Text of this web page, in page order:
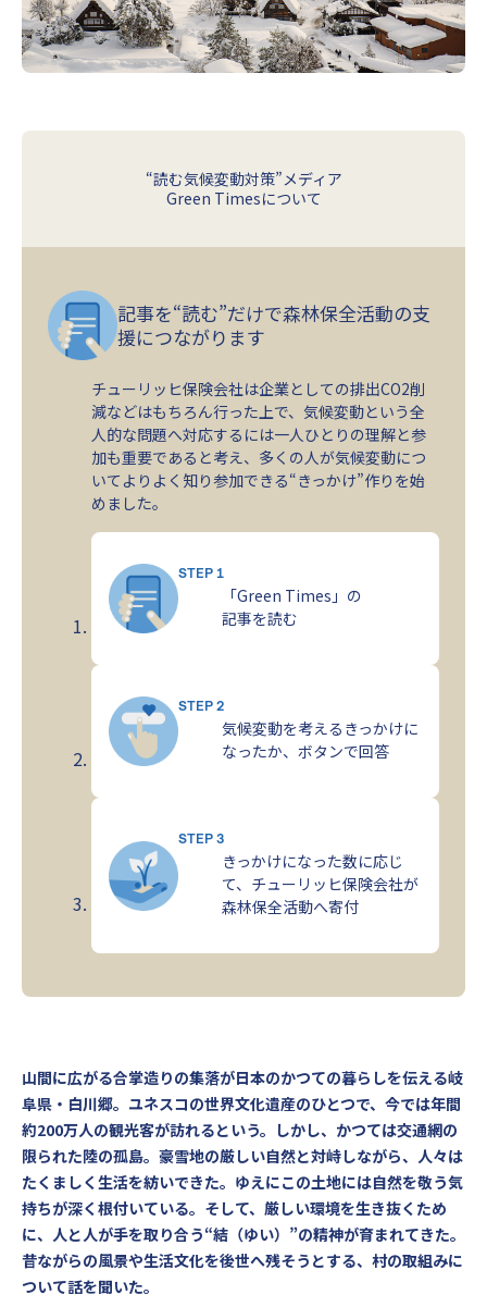
“読む気候変動対策”メディア
Green Timesについて
記事を“読む”だけで森林保全活動の支
援につながります
チューリッヒ保険会社は企業としての排出CO2削
減などはもちろん行った上で、気候変動という全
人的な問題へ対応するには一人ひとりの理解と参
加も重要であると考え、多くの人が気候変動につ
いてよりよく知り参加できる“きっかけ”作りを始
めました。
STEP 1
「Green Times」の
記事を読む
STEP 2
気候変動を考えるきっかけに
なったか、ボタンで回答
STEP 3
きっかけになった数に応じ
て、チューリッヒ保険会社が
森林保全活動へ寄付
山間に広がる合掌造りの集落が日本のかつての暮らしを伝える岐
阜県・白川郷。ユネスコの世界文化遺産のひとつで、今では年間
約200万人の観光客が訪れるという。しかし、かつては交通網の
限られた陸の孤島。豪雪地の厳しい自然と対峙しながら、人々は
たくましく生活を紡いできた。ゆえにこの土地には自然を敬う気
持ちが深く根付いている。そして、厳しい環境を生き抜くため
に、人と人が手を取り合う“結（ゆい）”の精神が育まれてきた。
昔ながらの風景や生活文化を後世へ残そうとする、村の取組みに
ついて話を聞いた。